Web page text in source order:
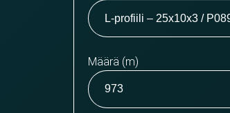
Määrä (m)